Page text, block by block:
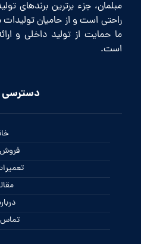
مبلمان، جزء برترین برندهای
راحتی است و از حامیان
ما حمایت از تولید داخلی و
است.
دسترسی
تماس